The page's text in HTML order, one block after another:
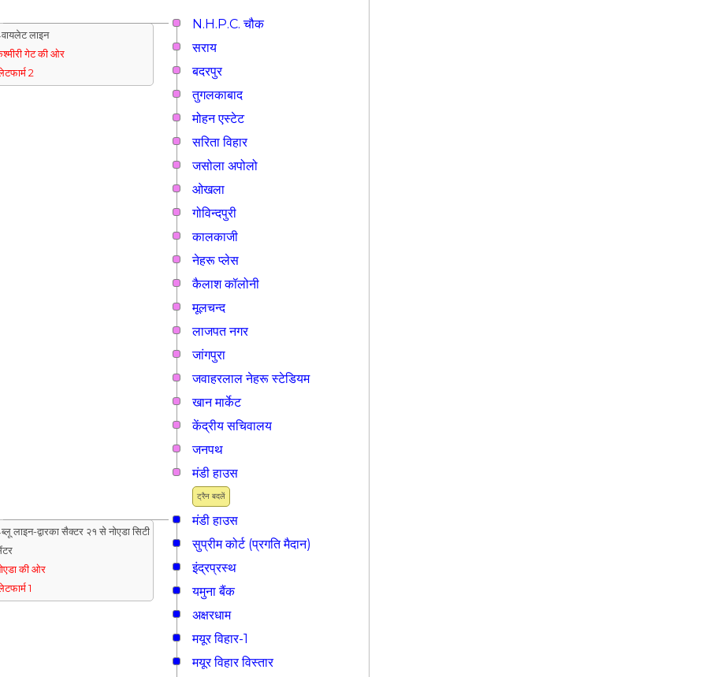
N.H.P.C. चौक
लाइन
गेट की ओर
2
सराय
बदरपुर
तुगलकाबाद
मोहन एस्टेट
सरिता विहार
जसोला अपोलो
ओखला
गोविन्दपुरी
कालकाजी
नेहरू प्लेस
कैलाश कॉलोनी
मूलचन्द
लाजपत नगर
जांगपुरा
जवाहरलाल नेहरू स्टेडियम
खान मार्केट
केंद्रीय सचिवालय
जनपथ
ट्रैन बदलें
मंडी हाउस
मंडी हाउस
लाइन-द्वारका सैक्टर २१ से नोएडा सिटी
की ओर
1
सुप्रीम कोर्ट (प्रगति मैदान)
इंद्रप्रस्थ
यमुना बैंक
अक्षरधाम
मयूर विहार-1
मयूर विहार विस्तार